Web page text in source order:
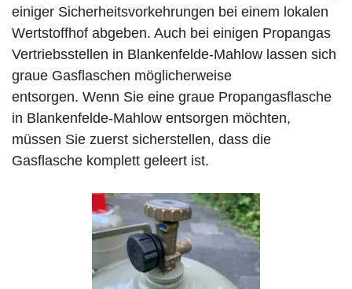
einiger Sicherheitsvorkehrungen bei einem lokalen
Wertstoffhof abgeben. Auch bei einigen Propangas
Vertriebsstellen in Blankenfelde-Mahlow lassen sich
graue Gasflaschen möglicherweise
entsorgen. Wenn Sie eine graue Propangasflasche
in Blankenfelde-Mahlow entsorgen möchten,
müssen Sie zuerst sicherstellen, dass die
Gasflasche komplett geleert ist.